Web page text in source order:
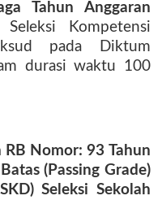
Tahun Anggaran
Kompetensi
pada Diktum
durasi waktu 100
RB Nomor: 93 Tahun
(Passing Grade)
Seleksi Sekolah